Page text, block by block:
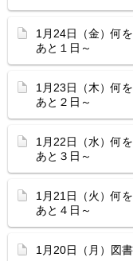
1月24日（金）何
あと１日～
1月23日（木）何
あと２日～
1月22日（水）何
あと３日～
1月21日（火）何
あと４日～
1月20日（月）図